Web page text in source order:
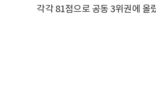
각각 81점으로 공동 3위권에 올